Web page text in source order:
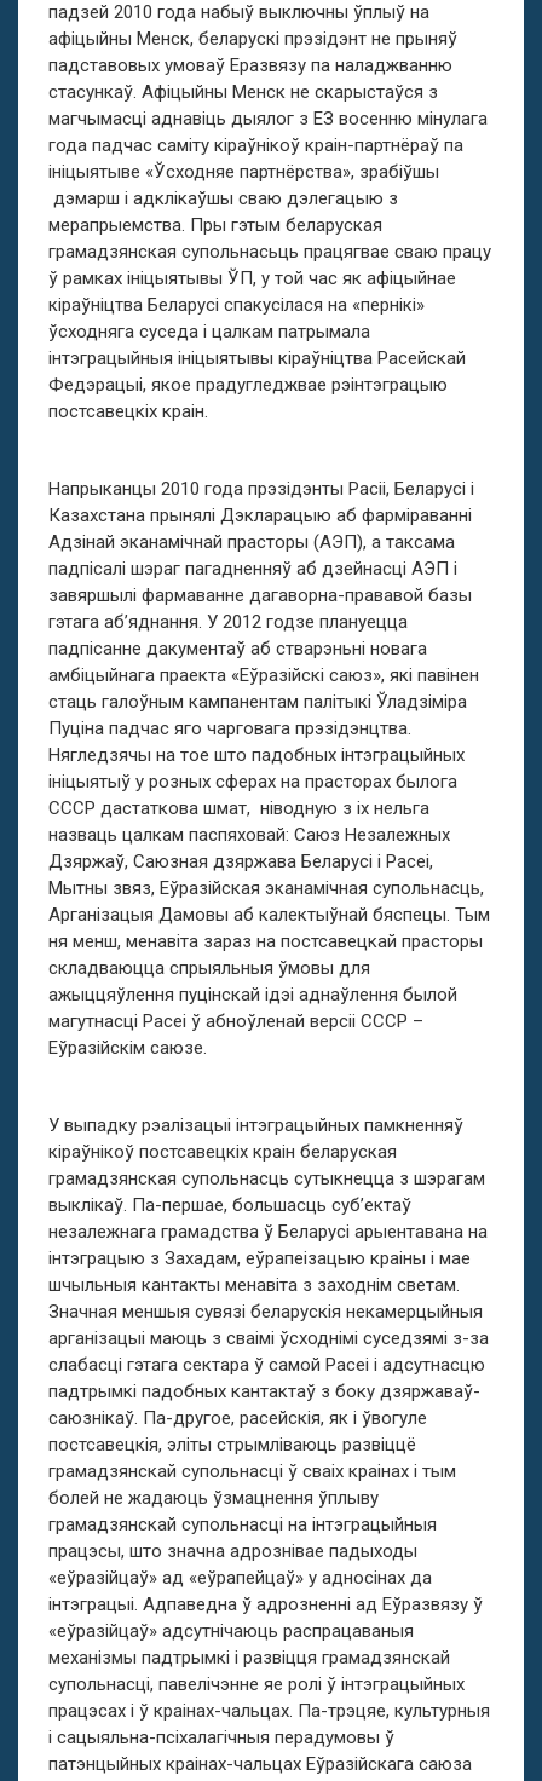
падзей 2010 года набыў выключны ўплыў на
афіцыйны Менск, беларускі прэзідэнт не прыняў
падставовых умоваў Еразвязу па наладжванню
стасункаў. Афіцыйны Менск не скарыстаўся з
магчымасці аднавіць дыялог з ЕЗ восенню мінулага
года падчас саміту кіраўнікоў краін-партнёраў па
ініцыятыве «Ўсходняе партнёрства», зрабіўшы
дэмарш і адклікаўшы сваю дэлегацыю з
мерапрыемства. Пры гэтым беларуская
грамадзянская супольнасьць працягвае сваю працу
ў рамках ініцыятывы ЎП, у той час як афіцыйнае
кіраўніцтва Беларусі спакусілася на «пернікі»
ўсходняга суседа і цалкам патрымала
інтэграцыйныя ініцыятывы кіраўніцтва Расейскай
Федэрацыі, якое прадугледжвае рэінтэграцыю
постсавецкіх краін.
Напрыканцы 2010 года прэзідэнты Расіі, Беларусі і
Казахстана прынялі Дэкларацыю аб фарміраванні
Адзінай эканамічнай прасторы (АЭП), а таксама
падпісалі шэраг пагадненняў аб дзейнасці АЭП і
завяршылі фармаванне дагаворна-прававой базы
гэтага аб’яднання. У 2012 годзе плануецца
падпісанне дакументаў аб стварэньні новага
амбіцыйнага праекта «Еўразійскі саюз», які павінен
стаць галоўным кампанентам палітыкі Ўладзіміра
Пуціна падчас яго чарговага прэзідэнцтва.
Нягледзячы на тое што падобных інтэграцыйных
ініцыятыў у розных сферах на прасторах былога
СССР дастаткова шмат, ніводную з іх нельга
назваць цалкам паспяховай: Саюз Незалежных
Дзяржаў, Саюзная дзяржава Беларусі і Расеі,
Мытны звяз, Еўразійская эканамічная супольнасць,
Арганізацыя Дамовы аб калектыўнай бяспецы. Тым
ня менш, менавіта зараз на постсавецкай прасторы
складваюцца спрыяльныя ўмовы для
ажыццяўлення пуцінскай ідэі аднаўлення былой
магутнасці Расеі ў абноўленай версіі СССР –
Еўразійскім саюзе.
У выпадку рэалізацыі інтэграцыйных памкненняў
кіраўнікоў постсавецкіх краін беларуская
грамадзянская супольнасць сутыкнецца з шэрагам
выклікаў. Па-першае, большасць суб’ектаў
незалежнага грамадства ў Беларусі арыентавана на
інтэграцыю з Захадам, еўрапеізацыю краіны і мае
шчыльныя кантакты менавіта з заходнім светам.
Значная меншыя сувязі беларускія некамерцыйныя
арганізацыі маюць з сваімі ўсходнімі суседзямі з-за
слабасці гэтага сектара ў самой Расеі і адсутнасцю
падтрымкі падобных кантактаў з боку дзяржаваў-
саюзнікаў. Па-другое, расейскія, як і ўвогуле
постсавецкія, эліты стрымліваюць развіццё
грамадзянскай супольнасці ў сваіх краінах і тым
болей не жадаюць ўзмацнення ўплыву
грамадзянскай супольнасці на інтэграцыйныя
працэсы, што значна адрознівае падыходы
«еўразійцаў» ад «еўрапейцаў» у адносінах да
інтэграцыі. Адпаведна ў адрозненні ад Еўразвязу ў
«еўразійцаў» адсутнічаюць распрацаваныя
механізмы падтрымкі і развіцця грамадзянскай
супольнасці, павелічэнне яе ролі ў інтэграцыйных
працэсах і ў краінах-чальцах. Па-трэцяе, культурныя
і сацыяльна-псіхалагічныя перадумовы ў
патэнцыйных краінах-чальцах Еўразійскага саюза